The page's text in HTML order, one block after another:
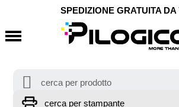
SPEDIZIONE GRATUITA DA